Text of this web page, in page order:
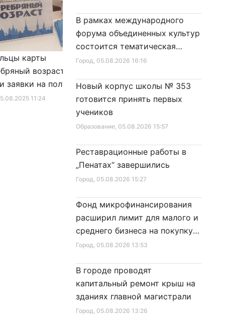
11:24
карты
возраст»
заявки на получение
для посещения
Город, 10.01.2026 16:46
Александр Беглов подписал
в Закон Санкт‑Петербурга
«Социальный кодекс
Санкт‑Петербурга»
Город, 05.08.2026 16:16
В рамках международного
форума объединенных культур
состоится тематическая
секция
Образование, 05.08.2026 15:57
Новый корпус школы № 353
готовится принять первых
учеников
Город, 05.08.2026 15:27
Реставрационные работы в
„Пенатах“ завершились
Город, 05.08.2026 13:53
Фонд микрофинансирования
расширил лимит для малого и
среднего бизнеса на покупку
специальной техники
Город, 05.08.2026 13:26
В городе проводят
капитальный ремонт крыш на
зданиях главной магистрали